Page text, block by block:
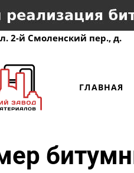
2-й Смоленский пер., д.
ГЛАВНАЯ